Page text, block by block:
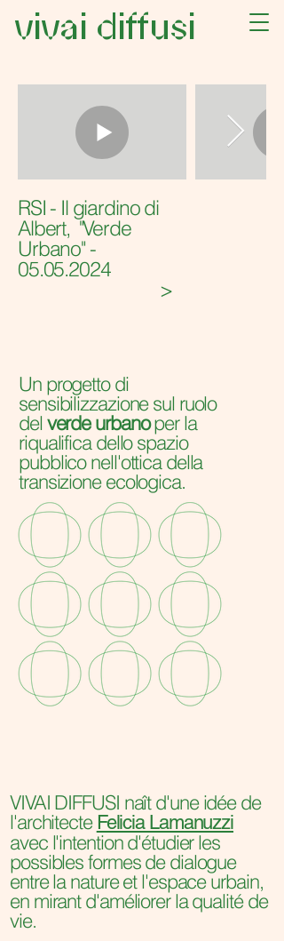
vivai diffusi
RSI - Il giardino di
Albert, "Verde
Urbano" -
05.05.2024
>
Un progetto di
sensibilizzazione sul ruolo
delverde urbanoper la
riqualifica dello spazio
pubblico nell'ottica della
transizione ecologica.
VIVAI DIFFUSI naît d'une idée de
l'architecte Felicia Lamanuzzi
avec l'intention d'étudier les
possibles formes de dialogue
entre la nature et l'espace urbain,
en mirant d'améliorer la qualité de
vie.